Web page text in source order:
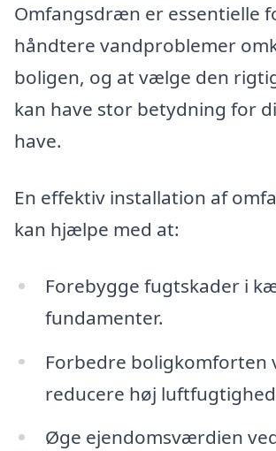
Omfangsdræn er essentielle
håndtere vandproblemer
boligen, og at vælge den
kan have stor betydning for
have.
En effektiv installation af
kan hjælpe med at:
Forebygge fugtskader i
fundamenter.
Forbedre boligkomforten
reducere høj
Øge ejendomsværdien